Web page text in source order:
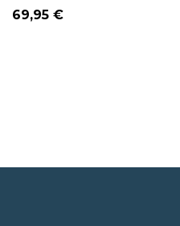
69,95 €